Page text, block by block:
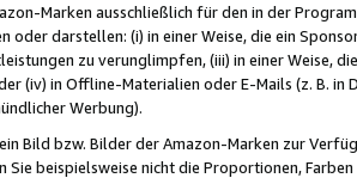
Marken ausschließlich für den in der
oder darstellen: (i) in einer Weise, die ein
zu verunglimpfen, (iii) in einer Weise,
(iv) in Offline-Materialien oder E-Mails (z. B. in
Werbung).
Bild bzw. Bilder der Amazon-Marken zur
Sie beispielsweise nicht die Proportionen,